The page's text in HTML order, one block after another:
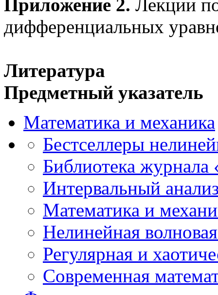
Приложение 2. Лекции
дифференциальных
Литература
Предметный указатель
Математика и механика
Бестселлеры
Библиотека
Интервальный
Математика и
Нелинейная
Регулярная и
Современная